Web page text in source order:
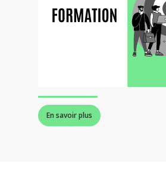
En savoir plus